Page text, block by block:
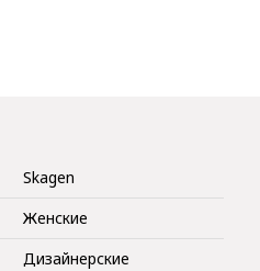
Skagen
Женские
Дизайнерские